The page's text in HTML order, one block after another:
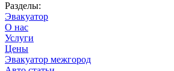
Разделы:
Эвакуатор
О нас
Услуги
Цены
Эвакуатор межгород